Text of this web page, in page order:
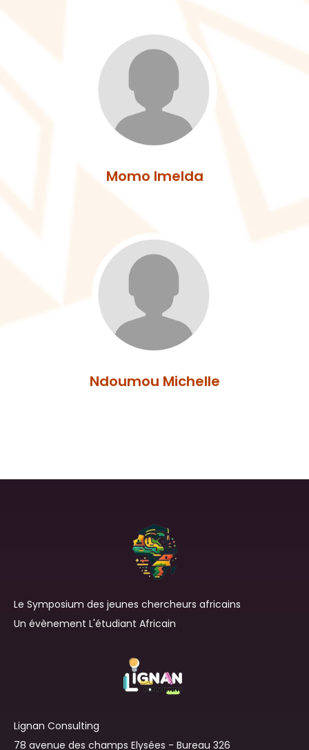
Momo Imelda
Ndoumou Michelle
Le Symposium des jeunes chercheurs africains
Un évènement L'étudiant Africain
Lignan Consulting
78 avenue des champs Elysées - Bureau 326